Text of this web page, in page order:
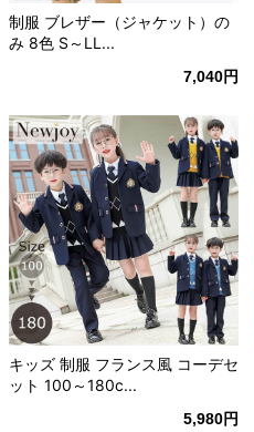
制服 ブレザー（ジャケット）の
み 8色 S～LL...
7,040円
キッズ 制服 フランス風 コーデセ
ット 100～180c...
5,980円